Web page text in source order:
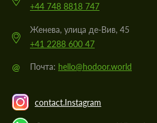
+44 748 8818 747
Женева, улица де-Вив, 45
+41 2288 600 47
@ Почта: hello@hodoor.world
contact.Instagram